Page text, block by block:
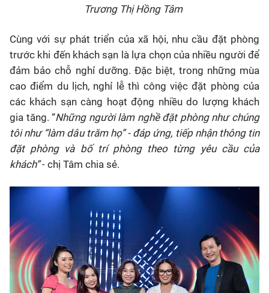
Trương Thị Hồng Tâm
Cùng với sự phát triển của xã hội, nhu cầu đặt phòng
trước khi đến khách sạn là lựa chọn của nhiều người để
đảm bảo chỗ nghỉ dưỡng. Đặc biệt, trong những mùa
cao điểm du lịch, nghỉ lễ thì công việc đặt phòng của
các khách sạn càng hoạt động nhiều do lượng khách
gia tăng. “Những người làm nghề đặt phòng như chúng
tôi như “làm dâu trăm họ” - đáp ứng, tiếp nhận thông tin
đặt phòng và bố trí phòng theo từng yêu cầu của
khách”- chị Tâm chia sẻ.